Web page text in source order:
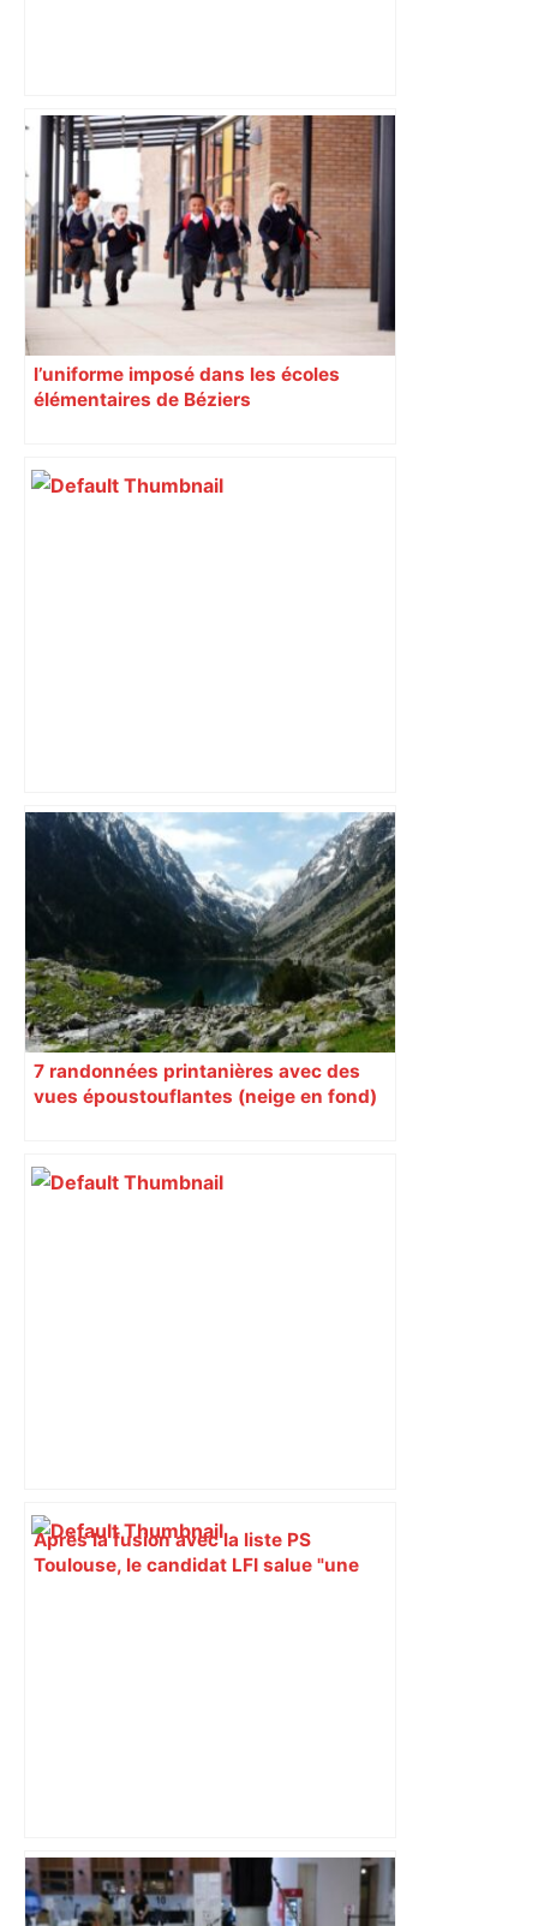
"C’est l’une des plus fortes
fréquentations du circuit" : Toulouse
est-elle la capitale du poker amateur –
ladepeche.fr
l’uniforme imposé dans les écoles
élémentaires de Béziers
De l’Aveyron à New York, comment la
galerie Pol Lemétais est devenue une
référence de l’art brut à Toulouse –
ladepeche.fr
7 randonnées printanières avec des
vues époustouflantes (neige en fond)
Après la fusion avec la liste PS
Toulouse, le candidat LFI salue "une
Toulouse. Un incendie se déclare dans
un bâtiment désaffecté : une